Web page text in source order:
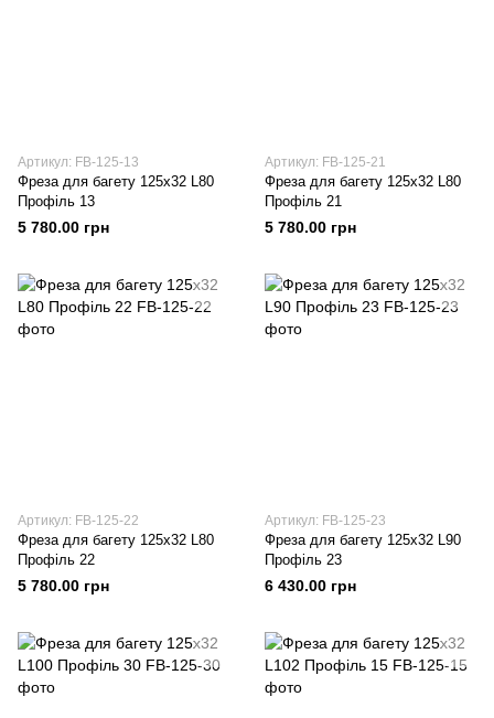
Артикул: FB-125-13
Фреза для багету 125х32 L80
Профіль 13
5 780.00 грн
Артикул: FB-125-21
Фреза для багету 125х32 L80
Профіль 21
5 780.00 грн
Артикул: FB-125-22
Фреза для багету 125х32 L80
Профіль 22
5 780.00 грн
Артикул: FB-125-23
Фреза для багету 125х32 L90
Профіль 23
6 430.00 грн